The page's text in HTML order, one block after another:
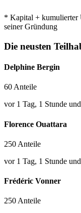
* Kapital + kumulierter
seiner Gründung
Die neusten
Delphine Bergin
60 Anteile
vor 1 Tag, 1 Stunde
Florence Ouattara
250 Anteile
vor 1 Tag, 1 Stunde
Frédéric Vonner
250 Anteile